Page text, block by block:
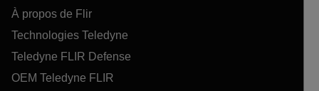
À propos de Flir
Technologies Teledyne
Teledyne FLIR Defense
OEM Teledyne FLIR